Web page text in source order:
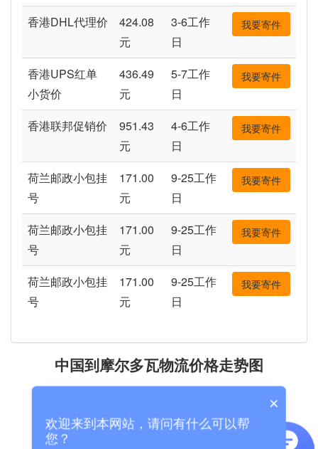
香港DHL代理价
424.08
元
3-6工作
日
我要寄件
香港UPS红单
小货价
436.49
元
5-7工作
日
我要寄件
香港联邦促销价
951.43
元
4-6工作
日
我要寄件
荷兰邮政小包挂
号
171.00
元
9-25工作
日
我要寄件
荷兰邮政小包挂
号
171.00
元
9-25工作
日
我要寄件
荷兰邮政小包挂
号
171.00
元
9-25工作
日
我要寄件
中国到摩尔多瓦物流价格走势图
×
欢迎来到本网站，请问有什么可以帮
您？